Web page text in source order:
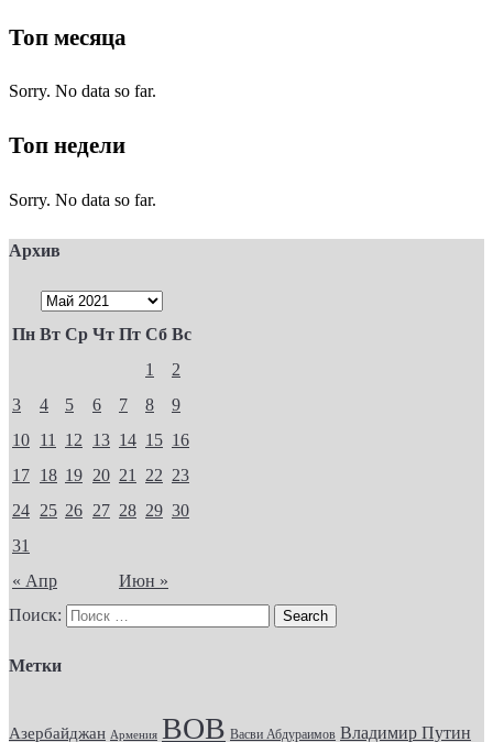
Топ месяца
Sorry. No data so far.
Топ недели
Sorry. No data so far.
Архив
Пн Вт Ср Чт Пт Сб Вс
« Апр Июн »
1
2
3
4 5 6 7 8
9
10 11 12 13 14 15 16
17 18 19 20 21 22 23
24 25 26 27 28 29 30
31
Поиск:
Метки
Азербайджан Армения ВОВ Васви Абдураимов Владимир Путин